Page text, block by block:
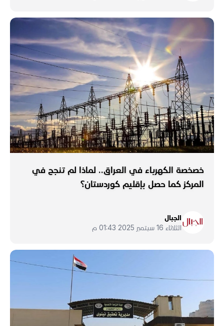
خصخصة الكهرباء في العراق.. لماذا لم تنجح في
المركز كما حصل بإقليم كوردستان؟
الجبال
الثلاثاء 16 سبتمبر 2025 01:43 م